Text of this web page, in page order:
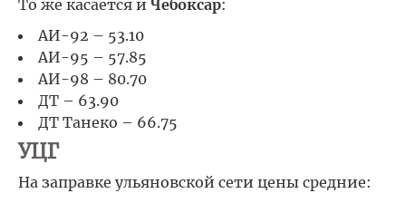
То же касается и Чебоксар:
АИ-92 – 53.10
АИ-95 – 57.85
АИ-98 – 80.70
ДТ – 63.90
ДТ Танеко – 66.75
УЦГ
На заправке ульяновской сети цены средние: